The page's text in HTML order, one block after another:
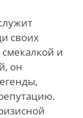
своих
и
он